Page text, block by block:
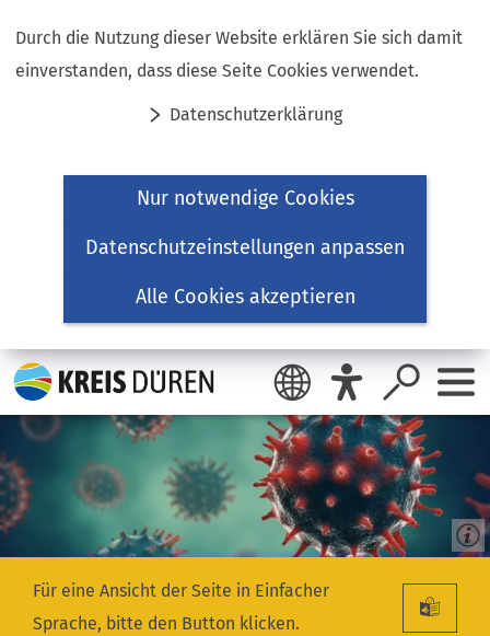
Durch die Nutzung dieser Website erklären Sie sich damit
einverstanden, dass diese Seite Cookies verwendet.
Datenschutzerklärung
Nur notwendige Cookies
Datenschutzeinstellungen anpassen
Alle Cookies akzeptieren
Inhalt anspringen
Für eine Ansicht der Seite in Einfacher
Sprache, bitte den Button klicken.